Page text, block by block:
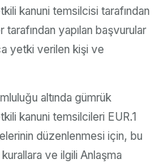
kanuni temsilcisi tarafından
yapılan başvurular
yetki verilen kişi ve
altında gümrük
kanuni temsilcileri EUR.1
düzenlenmesi için, bu
ve ilgili Anlaşma